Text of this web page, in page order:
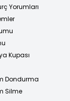
Yorumları
Kupası
Dondurma
Silme